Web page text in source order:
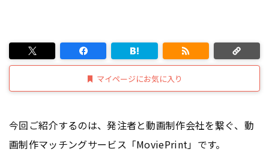
マイページにお気に入り
今回ご紹介するのは、発注者と動画制作会社を繋ぐ、動
画制作マッチングサービス「MoviePrint」です。